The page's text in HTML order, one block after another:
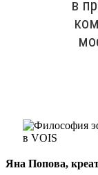
в
Яна Попова,